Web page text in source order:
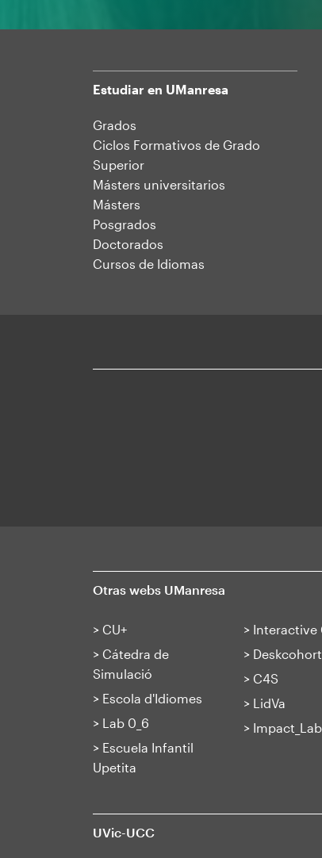
Mapa
web
Estudiar en UManresa
Grados
Ciclos Formativos de Grado
Superior
Másters universitarios
Másters
Posgrados
Doctorados
Cursos de Idiomas
Otras webs UManresa
> CU+
> Cátedra de
Simulació
> Escola d'Idiomes
> Lab 0_6
> Escuela Infantil
Upetita
> Interactive
> Deskcohort
> C4S
> LidVa
> Impact_Lab
UVic-UCC